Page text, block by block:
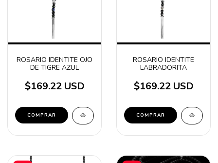
ROSARIO IDENTITE OJO
DE TIGRE AZUL
$169.22 USD
ROSARIO IDENTITE
LABRADORITA
$169.22 USD